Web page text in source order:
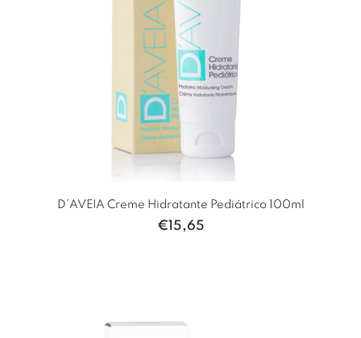
D’AVEIA Creme Hidratante Pediátrico 100ml
€15,65